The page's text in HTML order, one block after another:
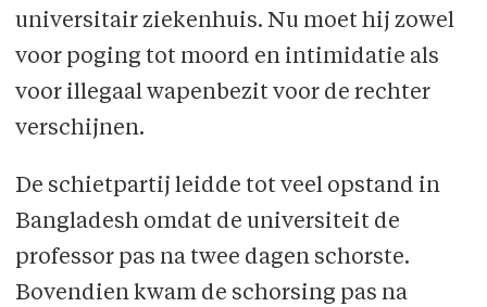
universitair ziekenhuis. Nu moet hij zowel
voor poging tot moord en intimidatie als
voor illegaal wapenbezit voor de rechter
verschijnen.
De schietpartij leidde tot veel opstand in
Bangladesh omdat de universiteit de
professor pas na twee dagen schorste.
Bovendien kwam de schorsing pas na